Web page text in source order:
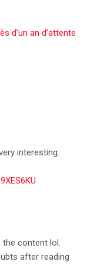
d’un an d’attente
interesting.
the content lol.
after reading